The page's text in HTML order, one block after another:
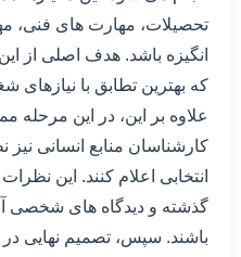
تحصیلات، مهارت های فنی،
انگیزه باشد. هدف اصلی از
که بهترین تطابق با نیازهای
علاوه بر این، در این مرحله
کارشناسان منابع انسانی نیز
انتخابی اعلام کنند. این
گذشته و دیدگاه های شخصی
باشند. سپس، تصمیم نهایی در